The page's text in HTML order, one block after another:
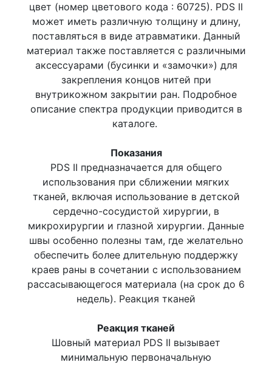
цвет (номер цветового кода : 60725). PDS II
может иметь различную толщину и длину,
поставляться в виде атравматики. Данный
материал также поставляется с различными
аксессуарами (бусинки и «замочки») для
закрепления концов нитей при
внутрикожном закрытии ран. Подробное
описание спектра продукции приводится в
каталоге.
Показания
PDS II предназначается для общего
использования при сближении мягких
тканей, включая использование в детской
cердечно-сосудистой хирургии, в
микрохирургии и глазной хирургии. Данные
швы особенно полезны там, где желательно
обеспечить более длительную поддержку
краев раны в сочетании с использованием
рассасывающегося материала (на срок до 6
недель). Реакция тканей
Реакция тканей
Шовный материал PDS II вызывает
минимальную первоначальную